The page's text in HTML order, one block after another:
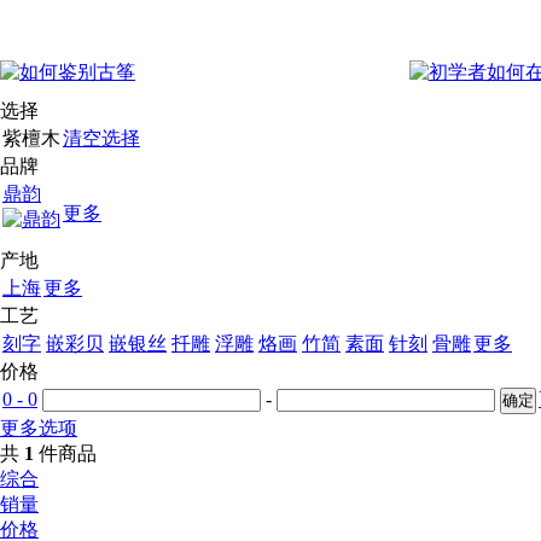
选择
紫檀木清空选择
品牌
鼎韵
更多
产地
上海更多
工艺
刻字 嵌彩贝 嵌银丝 扦雕 浮雕 烙画 竹简 素面 针刻 骨雕更多
价格
0 - 0
-
更多选项
共 1 件商品
综合
销量
价格